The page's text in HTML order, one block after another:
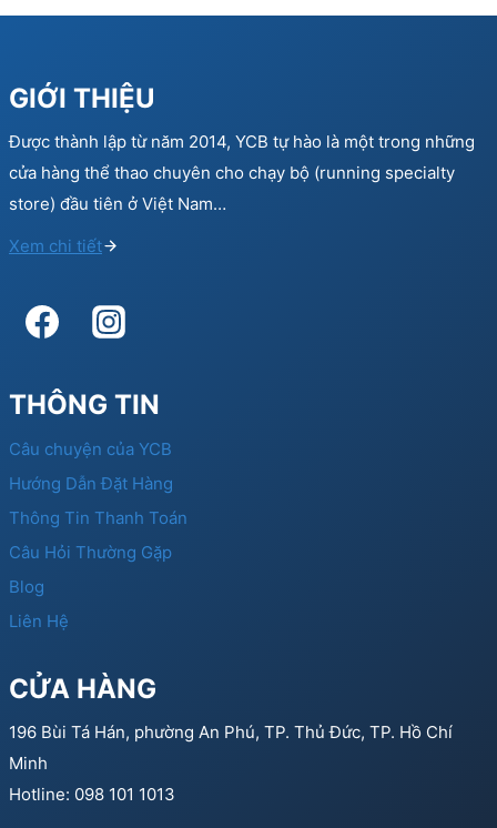
GIỚI THIỆU
Được thành lập từ năm 2014, YCB tự hào là một trong những
cửa hàng thể thao chuyên cho chạy bộ (running specialty
store) đầu tiên ở Việt Nam…
Xem chi tiết
THÔNG TIN
Câu chuyện của YCB
Hướng Dẫn Đặt Hàng
Thông Tin Thanh Toán
Câu Hỏi Thường Gặp
Blog
Liên Hệ
CỬA HÀNG
196 Bùi Tá Hán, phường An Phú, TP. Thủ Đức, TP. Hồ Chí
Minh
Hotline: 098 101 1013